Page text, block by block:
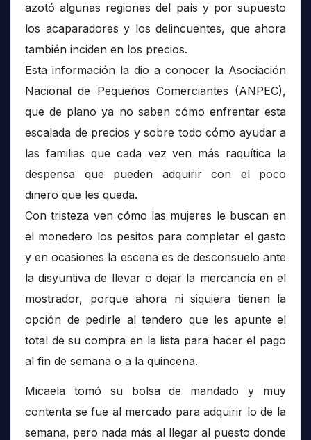
azotó algunas regiones del país y por supuesto
los acaparadores y los delincuentes, que ahora
también inciden en los precios.
Esta información la dio a conocer la Asociación
Nacional de Pequeños Comerciantes (ANPEC),
que de plano ya no saben cómo enfrentar esta
escalada de precios y sobre todo cómo ayudar a
las familias que cada vez ven más raquítica la
despensa que pueden adquirir con el poco
dinero que les queda.
Con tristeza ven cómo las mujeres le buscan en
el monedero los pesitos para completar el gasto
y en ocasiones la escena es de desconsuelo ante
la disyuntiva de llevar o dejar la mercancía en el
mostrador, porque ahora ni siquiera tienen la
opción de pedirle al tendero que les apunte el
total de su compra en la lista para hacer el pago
al fin de semana o a la quincena.
Micaela tomó su bolsa de mandado y muy
contenta se fue al mercado para adquirir lo de la
semana, pero nada más al llegar al puesto donde